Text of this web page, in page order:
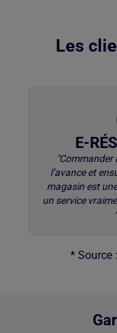
Les
E-
"Commander
l’avance et
magasin est
un service
* Source